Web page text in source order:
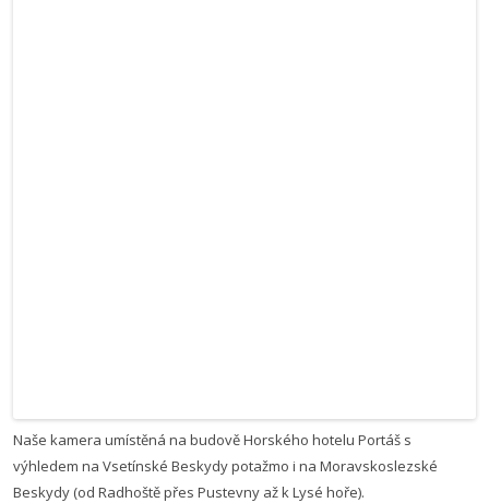
Naše kamera umístěná na budově Horského hotelu Portáš s
výhledem na Vsetínské Beskydy potažmo i na Moravskoslezské
Beskydy (od Radhoště přes Pustevny až k Lysé hoře).